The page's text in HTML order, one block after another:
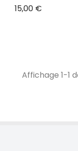
Prix
15,00 €
Affichage 1-1